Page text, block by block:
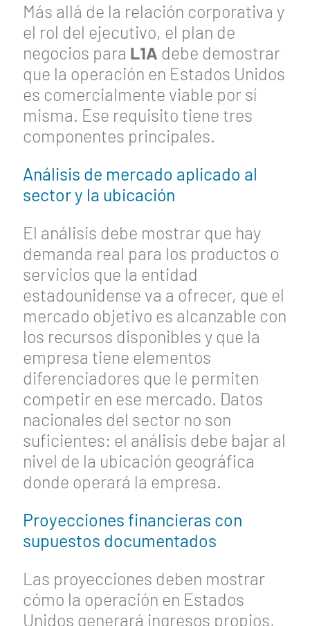
Más allá de la relación corporativa y
el rol del ejecutivo, el plan de
negocios para L1A debe demostrar
que la operación en Estados Unidos
es comercialmente viable por sí
misma. Ese requisito tiene tres
componentes principales.
Análisis de mercado aplicado al
sector y la ubicación
El análisis debe mostrar que hay
demanda real para los productos o
servicios que la entidad
estadounidense va a ofrecer, que el
mercado objetivo es alcanzable con
los recursos disponibles y que la
empresa tiene elementos
diferenciadores que le permiten
competir en ese mercado. Datos
nacionales del sector no son
suficientes: el análisis debe bajar al
nivel de la ubicación geográfica
donde operará la empresa.
Proyecciones financieras con
supuestos documentados
Las proyecciones deben mostrar
cómo la operación en Estados
Unidos generará ingresos propios,